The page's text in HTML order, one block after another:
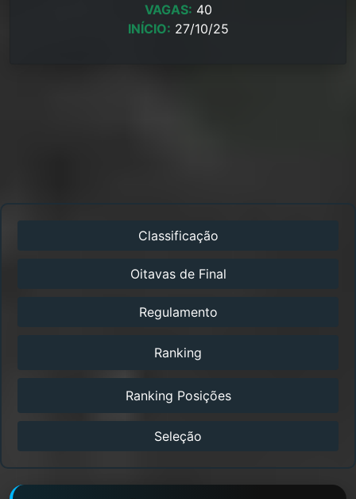
VAGAS: 40
INÍCIO: 27/10/25
Classificação
Oitavas de Final
Regulamento
Ranking
Ranking Posições
Seleção